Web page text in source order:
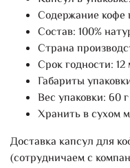
Содержание кофе
Состав: 100%
Страна
Срок годности: 12
Габариты
Вес упаковки: 60 г
Хранить в сухом
Доставка капсул для
(сотрудничаем с